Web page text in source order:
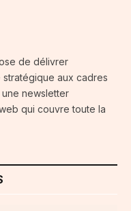
de délivrer
stratégique aux cadres
newsletter
qui couvre toute la